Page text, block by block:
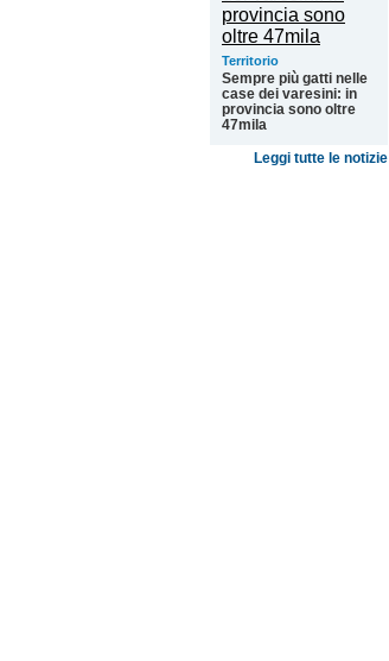
Territorio
Sempre più gatti nelle
case dei varesini: in
provincia sono oltre
47mila
Leggi tutte le notizie